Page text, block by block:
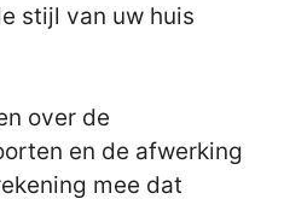
stijl van uw huis
over de
en de afwerking
mee dat